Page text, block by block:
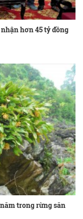
hơn 45 tỷ đồng
năm trong rừng săn